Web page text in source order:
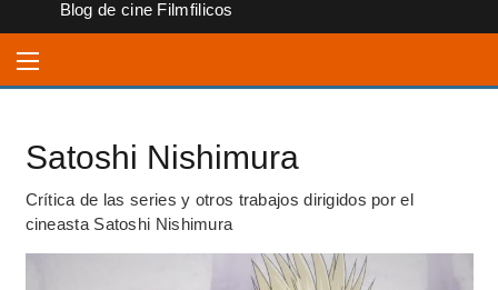
Satoshi Nishimura
Crítica de las series y otros trabajos dirigidos por el
cineasta Satoshi Nishimura